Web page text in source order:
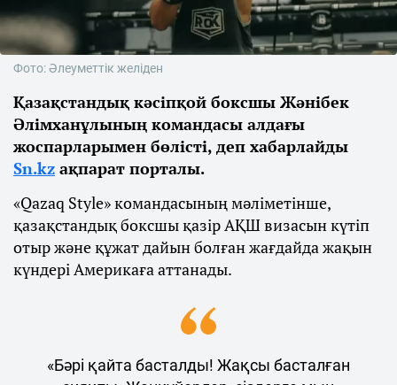
Фото: Әлеуметтік желіден
Қазақстандық кәсіпқой боксшы Жәнібек
Әлімханұлының командасы алдағы
жоспарларымен бөлісті, деп хабарлайды
Sn.kz ақпарат порталы.
«Qazaq Style» командасының мәліметінше,
қазақстандық боксшы қазір АҚШ визасын күтіп
отыр және құжат дайын болған жағдайда жақын
күндері Америкаға аттанады.
«Бәрі қайта басталды! Жақсы басталған